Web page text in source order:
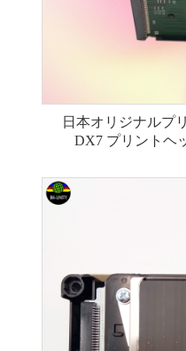
日本オリジナルプ
DX7 プリントヘ